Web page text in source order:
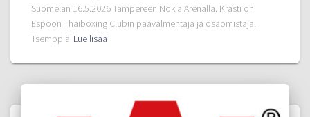
Suomelan 16.5.2026 Tampereen Nokia Arenalla. Krasti on
Espoon Thaiboxing Clubin päävalmentaja ja osaomistaja.
Tsemppiä Lue lisää